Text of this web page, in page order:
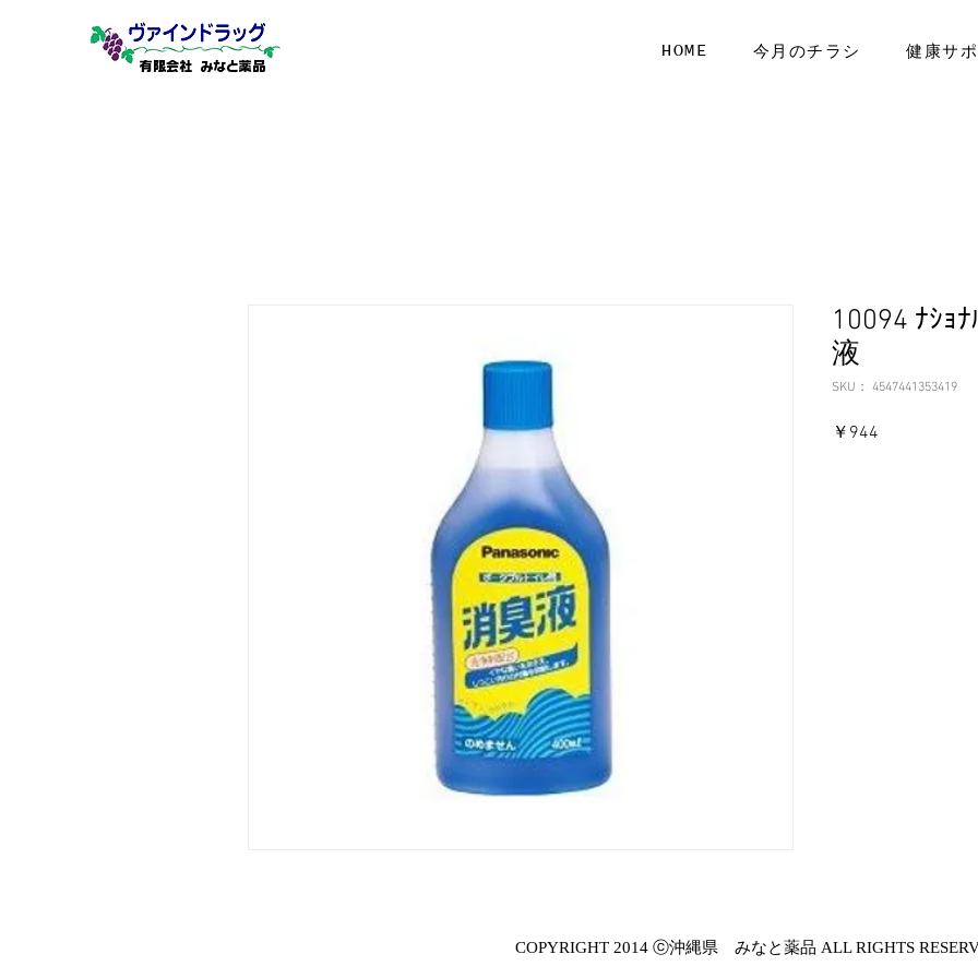
有限会社 みなと薬品
HOME 今月のチラシ 健康サ
10094 ﾅｼｮ
液
SKU： 4547441353419
￥944
COPYRIGHT 2014 ⓒ沖縄県 みなと薬品 ALL RIGHTS